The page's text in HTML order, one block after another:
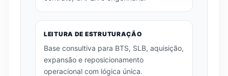
LEITURA DE ESTRUTURAÇÃO
Base consultiva para BTS, SLB, aquisição,
expansão e reposicionamento
operacional com lógica única.